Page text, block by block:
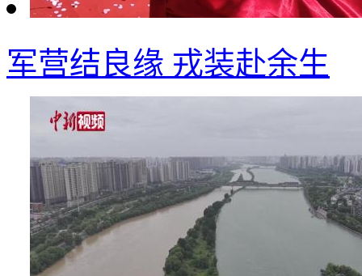
军营结良缘 戎装赴余生